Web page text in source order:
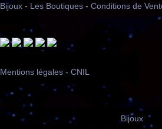
Bijoux - Les Boutiques - Conditions de
Mentions légales - CNIL
Bijoux